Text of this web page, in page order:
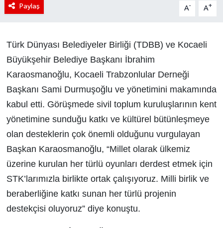
Paylaş A- A+
Türk Dünyası Belediyeler Birliği (TDBB) ve Kocaeli
Büyükşehir Belediye Başkanı İbrahim
Karaosmanoğlu, Kocaeli Trabzonlular Derneği
Başkanı Sami Durmuşoğlu ve yönetimini makamında
kabul etti. Görüşmede sivil toplum kuruluşlarının kent
yönetimine sunduğu katkı ve kültürel bütünleşmeye
olan desteklerin çok önemli olduğunu vurgulayan
Başkan Karaosmanoğlu, “Millet olarak ülkemiz
üzerine kurulan her türlü oyunları derdest etmek için
STK’larımızla birlikte ortak çalışıyoruz. Milli birlik ve
beraberliğine katkı sunan her türlü projenin
destekçisi oluyoruz” diye konuştu.